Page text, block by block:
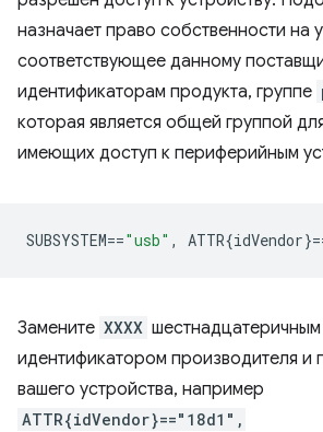
назначает право собственности на
соответствующее данному
идентификаторам продукта, группе
которая является общей группой
имеющих доступ к периферийным
SUBSYSTEM=="usb" , ATTR{idVendor}
Замените XXXX шестнадцатеричным
идентификатором производителя и
вашего устройства, например
ATTR{idVendor}=="18d1",